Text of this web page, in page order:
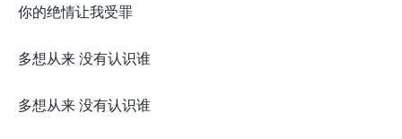
你的绝情让我受罪
多想从来 没有认识谁
多想从来 没有认识谁